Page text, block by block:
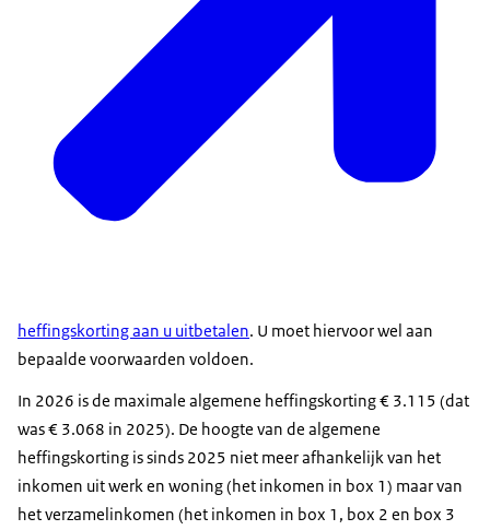
heffingskorting aan u uitbetalen. U moet hiervoor wel aan
bepaalde voorwaarden voldoen.
In 2026 is de maximale algemene heffingskorting € 3.115 (dat
was € 3.068 in 2025). De hoogte van de algemene
heffingskorting is sinds 2025 niet meer afhankelijk van het
inkomen uit werk en woning (het inkomen in box 1) maar van
het verzamelinkomen (het inkomen in box 1, box 2 en box 3